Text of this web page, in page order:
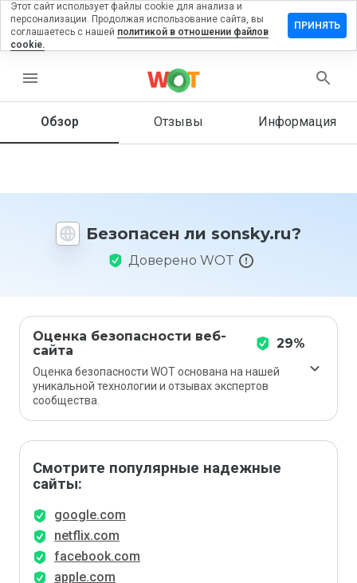
menu
Обзор Отзывы Информация
Безопасен ли sonsky.ru?
Доверено WOT
Оценка безопасности веб-
сайта
29%
Оценка безопасности WOT основана на нашей
уникальной технологии и отзывах экспертов
сообщества.
Смотрите популярные надежные
сайты:
google.com
netflix.com
facebook.com
apple.com
на
Как бы
этот
Этот сайт использует файлы cookie для анализа и
персонализации. Продолжая использование сайта, вы
соглашаетесь с нашей политикой в отношении файлов
cookie.
ПРИНЯТЬ